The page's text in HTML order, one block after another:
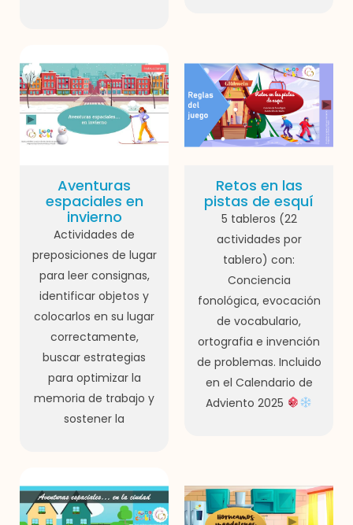
Aventuras
espaciales en
invierno
Actividades de
preposiciones de lugar
para leer consignas,
identificar objetos y
colocarlos en su lugar
correctamente,
buscar estrategias
para optimizar la
memoria de trabajo y
sostener la
Retos en las
pistas de esquí
5 tableros (22
actividades por
tablero) con:
Conciencia
fonológica, evocación
de vocabulario,
ortografia e invención
de problemas. Incluido
en el Calendario de
Adviento 2025